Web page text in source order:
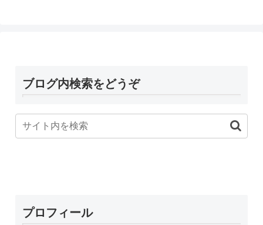
ブログ内検索をどうぞ
プロフィール